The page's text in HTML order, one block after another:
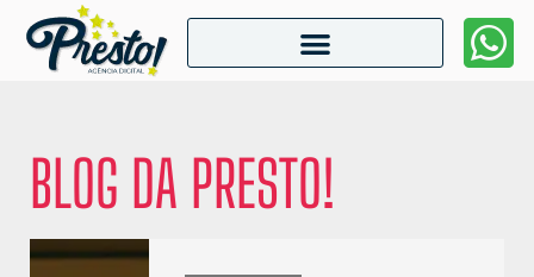
BLOG DA PRESTO!